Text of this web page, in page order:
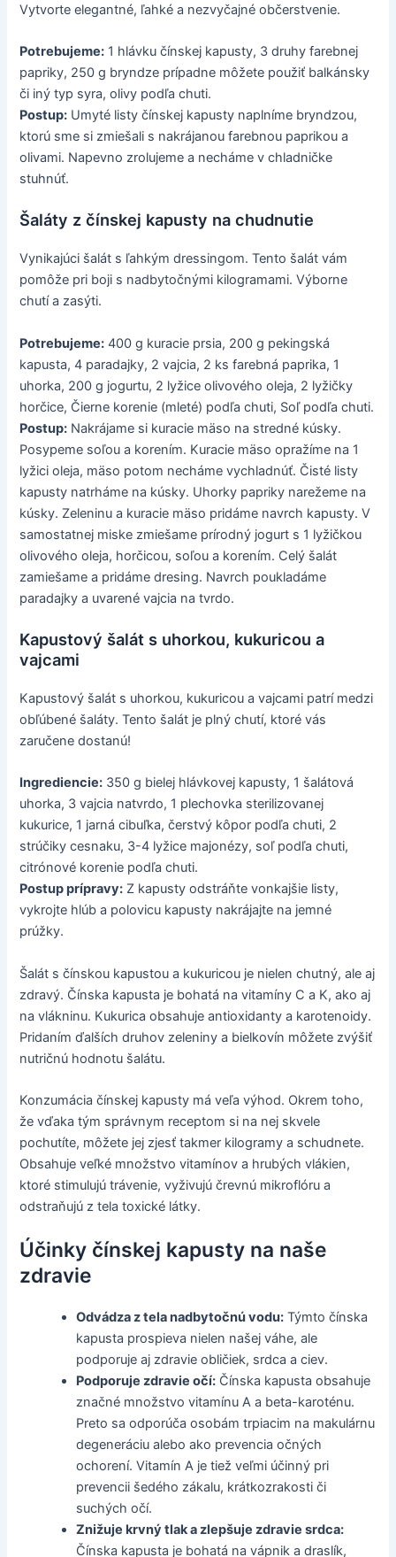
Vytvorte elegantné, ľahké a nezvyčajné občerstvenie.
Potrebujeme: 1 hlávku čínskej kapusty, 3 druhy farebnej
papriky, 250 g bryndze prípadne môžete použiť balkánsky
či iný typ syra, olivy podľa chuti.
Postup: Umyté listy čínskej kapusty naplníme bryndzou,
ktorú sme si zmiešali s nakrájanou farebnou paprikou a
olivami. Napevno zrolujeme a necháme v chladničke
stuhnúť.
Šaláty z čínskej kapusty na chudnutie
Vynikajúci šalát s ľahkým dressingom. Tento šalát vám
pomôže pri boji s nadbytočnými kilogramami. Výborne
chutí a zasýti.
Potrebujeme: 400 g kuracie prsia, 200 g pekingská
kapusta, 4 paradajky, 2 vajcia, 2 ks farebná paprika, 1
uhorka, 200 g jogurtu, 2 lyžice olivového oleja, 2 lyžičky
horčice, Čierne korenie (mleté) podľa chuti, Soľ podľa chuti.
Postup: Nakrájame si kuracie mäso na stredné kúsky.
Posypeme soľou a korením. Kuracie mäso opražíme na 1
lyžici oleja, mäso potom necháme vychladnúť. Čisté listy
kapusty natrháme na kúsky. Uhorky papriky narežeme na
kúsky. Zeleninu a kuracie mäso pridáme navrch kapusty. V
samostatnej miske zmiešame prírodný jogurt s 1 lyžičkou
olivového oleja, horčicou, soľou a korením. Celý šalát
zamiešame a pridáme dresing. Navrch poukladáme
paradajky a uvarené vajcia na tvrdo.
Kapustový šalát s uhorkou, kukuricou a
vajcami
Kapustový šalát s uhorkou, kukuricou a vajcami patrí medzi
obľúbené šaláty. Tento šalát je plný chutí, ktoré vás
zaručene dostanú!
Ingrediencie: 350 g bielej hlávkovej kapusty, 1 šalátová
uhorka, 3 vajcia natvrdo, 1 plechovka sterilizovanej
kukurice, 1 jarná cibuľka, čerstvý kôpor podľa chuti, 2
strúčiky cesnaku, 3-4 lyžice majonézy, soľ podľa chuti,
citrónové korenie podľa chuti.
Postup prípravy: Z kapusty odstráňte vonkajšie listy,
vykrojte hlúb a polovicu kapusty nakrájajte na jemné
prúžky.
Šalát s čínskou kapustou a kukuricou je nielen chutný, ale aj
zdravý. Čínska kapusta je bohatá na vitamíny C a K, ako aj
na vlákninu. Kukurica obsahuje antioxidanty a karotenoidy.
Pridaním ďalších druhov zeleniny a bielkovín môžete zvýšiť
nutričnú hodnotu šalátu.
Konzumácia čínskej kapusty má veľa výhod. Okrem toho,
že vďaka tým správnym receptom si na nej skvele
pochutíte, môžete jej zjesť takmer kilogramy a schudnete.
Obsahuje veľké množstvo vitamínov a hrubých vlákien,
ktoré stimulujú trávenie, vyživujú črevnú mikroflóru a
odstraňujú z tela toxické látky.
Účinky čínskej kapusty na naše
zdravie
Odvádza z tela nadbytočnú vodu: Týmto čínska
kapusta prospieva nielen našej váhe, ale
podporuje aj zdravie obličiek, srdca a ciev.
Podporuje zdravie očí: Čínska kapusta obsahuje
značné množstvo vitamínu A a beta-karoténu.
Preto sa odporúča osobám trpiacim na makulárnu
degeneráciu alebo ako prevencia očných
ochorení. Vitamín A je tiež veľmi účinný pri
prevencii šedého zákalu, krátkozrakosti či
suchých očí.
Znižuje krvný tlak a zlepšuje zdravie srdca:
Čínska kapusta je bohatá na vápnik a draslík,